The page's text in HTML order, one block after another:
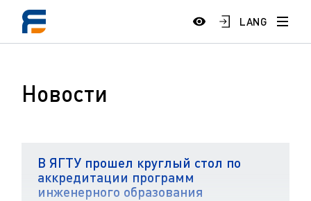
LANG
Новости
В ЯГТУ прошел круглый стол по
аккредитации программ
инженерного образования